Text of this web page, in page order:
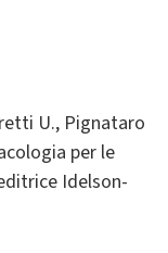
U., Pignataro
per le
Idelson-